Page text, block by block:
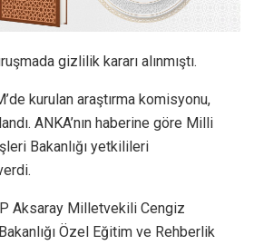
gizlilik kararı alınmıştı.
kurulan araştırma komisyonu,
ANKA’nın haberine göre Milli
Bakanlığı yetkilileri
Aksaray Milletvekili Cengiz
Özel Eğitim ve Rehberlik